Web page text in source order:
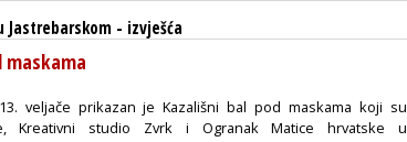
- izvješća
maskama
veljače prikazan je Kazališni bal pod maskama koji su
Kreativni studio Zvrk i Ogranak Matice hrvatske u